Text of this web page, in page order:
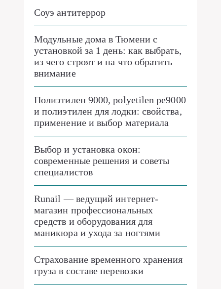
Соуэ антитеррор
Модульные дома в Тюмени с
установкой за 1 день: как выбрать,
из чего строят и на что обратить
внимание
Полиэтилен 9000, polyetilen pe9000
и полиэтилен для лодки: свойства,
применение и выбор материала
Выбор и установка окон:
современные решения и советы
специалистов
Runail — ведущий интернет-
магазин профессиональных
средств и оборудования для
маникюра и ухода за ногтями
Страхование временного хранения
груза в составе перевозки